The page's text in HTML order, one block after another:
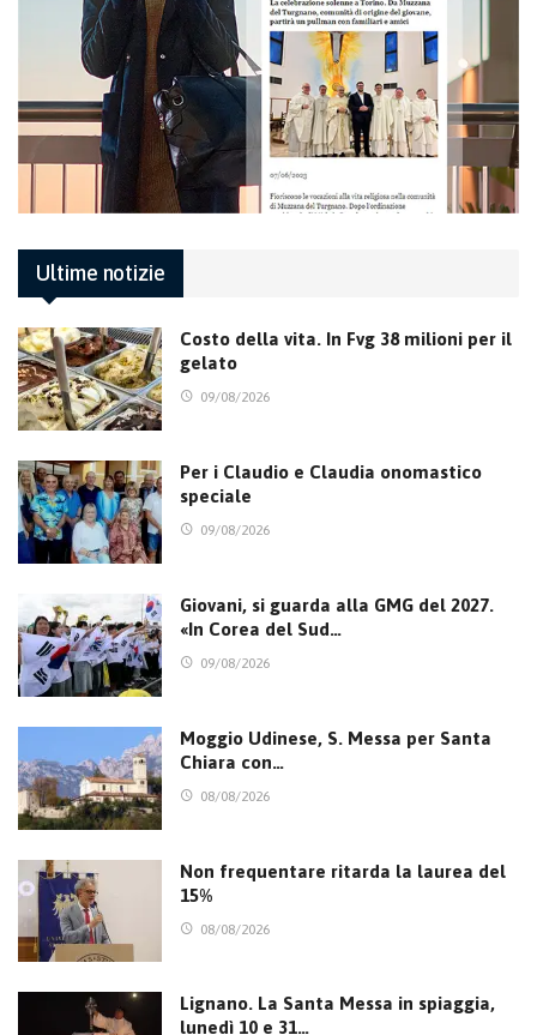
Ultime notizie
Costo della vita. In Fvg 38 milioni per il
gelato
09/08/2026
Per i Claudio e Claudia onomastico
speciale
09/08/2026
Giovani, si guarda alla GMG del 2027.
«In Corea del Sud…
09/08/2026
Moggio Udinese, S. Messa per Santa
Chiara con…
08/08/2026
Non frequentare ritarda la laurea del
15%
08/08/2026
Lignano. La Santa Messa in spiaggia,
lunedì 10 e 31…